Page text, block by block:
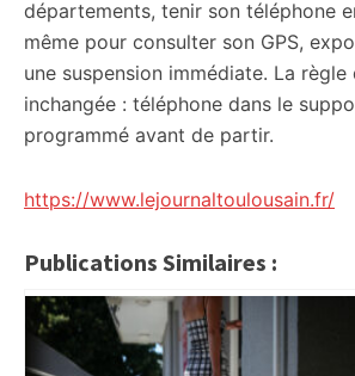
départements, tenir son téléphone
même pour consulter son GPS,
une suspension immédiate. La règle
inchangée : téléphone dans le
programmé avant de partir.
https://www.lejournaltoulousain.fr/
Publications Similaires :